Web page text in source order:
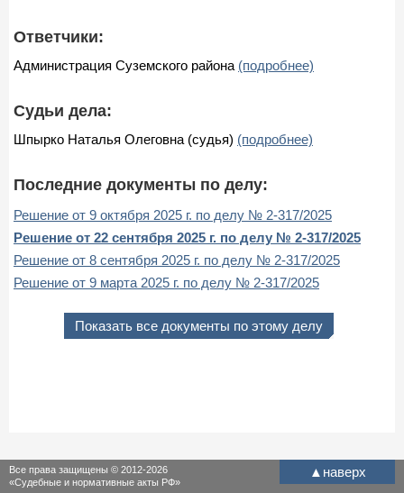
Ответчики:
Администрация Суземского района (подробнее)
Судьи дела:
Шпырко Наталья Олеговна (судья) (подробнее)
Последние документы по делу:
Решение от 9 октября 2025 г. по делу № 2-317/2025
Решение от 22 сентября 2025 г. по делу № 2-317/2025
Решение от 8 сентября 2025 г. по делу № 2-317/2025
Решение от 9 марта 2025 г. по делу № 2-317/2025
Показать все документы по этому делу
▲ наверх
Все права защищены © 2012-2026
«Судебные и нормативные акты РФ»